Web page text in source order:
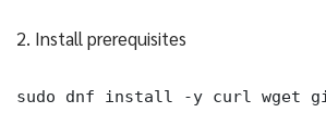
2. Install prerequisites
sudo dnf install -y curl wget